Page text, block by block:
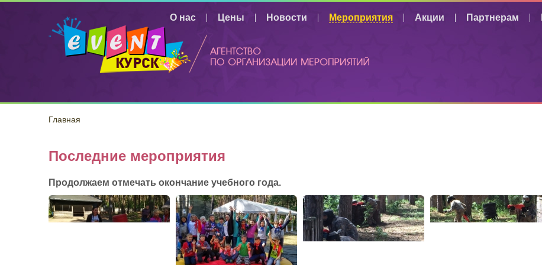
Перейти к основному содержанию
О нас Цены Новости Мероприятия Акции Партнерам
Главная
Последние мероприятия
Продолжаем отмечать окончание учебного года.